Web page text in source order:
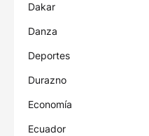
Dakar
Danza
Deportes
Durazno
Economía
Ecuador